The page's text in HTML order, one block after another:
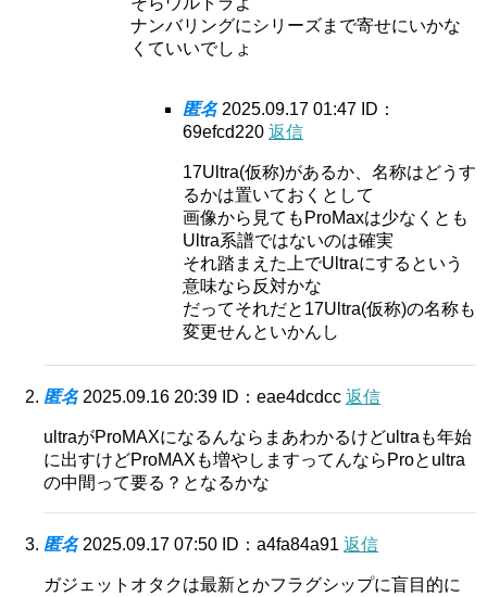
ナンバリングにシリーズまで寄せにいかな
くていいでしょ
匿名 2025.09.17 01:47 ID：
69efcd220 返信
17Ultra(仮称)があるか、名称はどうす
るかは置いておくとして
画像から見てもProMaxは少なくとも
Ultra系譜ではないのは確実
それ踏まえた上でUltraにするという
意味なら反対かな
だってそれだと17Ultra(仮称)の名称も
変更せんといかんし
匿名 2025.09.16 20:39 ID：eae4dcdcc 返信
ultraがProMAXになるんならまあわかるけどultraも年始
に出すけどProMAXも増やしますってんならProとultra
の中間って要る？となるかな
匿名 2025.09.17 07:50 ID：a4fa84a91 返信
ガジェットオタクは最新とかフラグシップに盲目的に